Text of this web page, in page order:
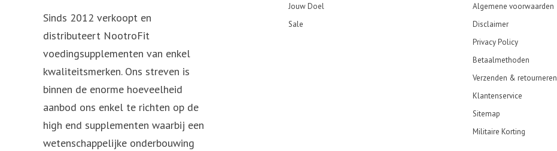
Sinds 2012 verkoopt en
distributeert NootroFit
voedingsupplementen van enkel
kwaliteitsmerken. Ons streven is
binnen de enorme hoeveelheid
aanbod ons enkel te richten op de
high end supplementen waarbij een
wetenschappelijke onderbouwing
Jouw Doel
Sale
Algemene voorwaarden
Disclaimer
Privacy Policy
Betaalmethoden
Verzenden & retourneren
Klantenservice
Sitemap
Militaire Korting